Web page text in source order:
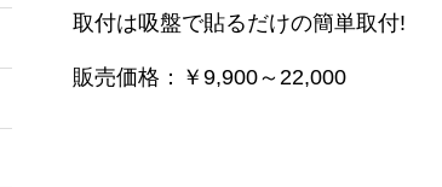
取付は吸盤で貼るだけの簡単取付!
販売価格：￥9,900～22,000